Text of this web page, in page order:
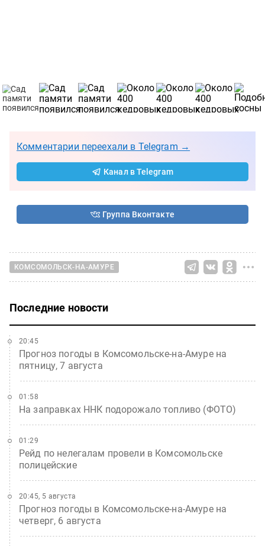
Комментарии переехали в Telegram →
Канал в Telegram
Группа Вконтакте
КОМСОМОЛЬСК-НА-АМУРЕ
Последние новости
Прогноз погоды в Комсомольске-на-Амуре на
пятницу, 7 августа
20:45
На заправках ННК подорожало топливо (ФОТО)
01:58
Рейд по нелегалам провели в Комсомольске
полицейские
01:29
Прогноз погоды в Комсомольске-на-Амуре на
четверг, 6 августа
20:45, 5 августа